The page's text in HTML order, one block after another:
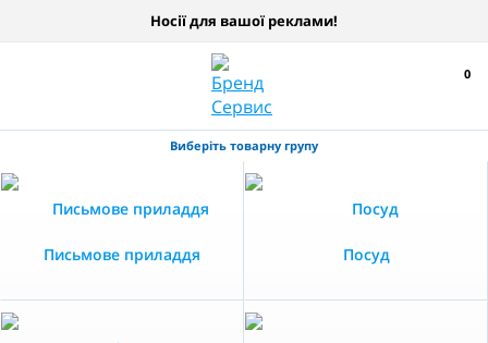
Носії для вашої реклами!
0
Виберіть товарну групу
Письмове приладдя Посуд